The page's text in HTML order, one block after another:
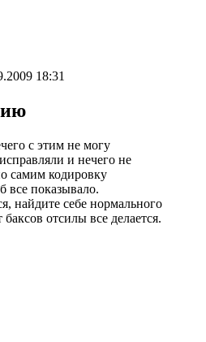
18:31
с этим не могу
и нечего не
самим кодировку
все показывало.
найдите себе нормального
баксов отсилы все делается.